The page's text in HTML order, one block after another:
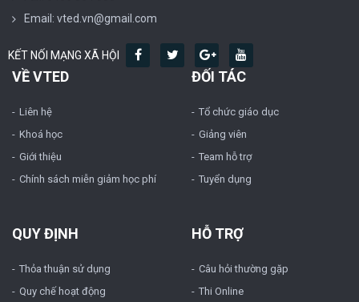
Email: vted.vn@gmail.com
KẾT NỐI MẠNG XÃ HỘI
VỀ VTED
Liên hệ
Khoá học
Giới thiệu
Chính sách miễn giảm học phí
ĐỐI TÁC
Tổ chức giáo dục
Giảng viên
Team hỗ trợ
Tuyển dụng
QUY ĐỊNH
Thỏa thuận sử dụng
Quy chế hoạt động
HỖ TRỢ
Câu hỏi thường gặp
Thi Online